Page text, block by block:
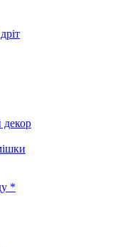
декор
*